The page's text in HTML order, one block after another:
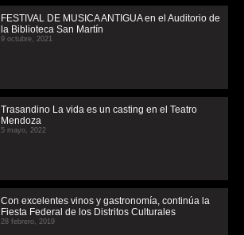
FESTIVAL DE MUSICA ANTIGUA en el Auditorio de
la Biblioteca San Martín
9 octubre, 2021
Trasandino La vida es un casting en el Teatro
Mendoza
5 mayo, 2022
Con excelentes vinos y gastronomía, continúa la
Fiesta Federal de los Distritos Culturales
28 febrero, 2019